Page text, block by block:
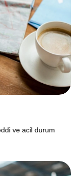
ve acil durum